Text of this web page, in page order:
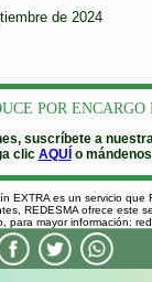
de 2024
POR
suscríbete a
clic AQUÍ o
EXTRA es un servicio
REDESMA ofrece este
para mayor información: